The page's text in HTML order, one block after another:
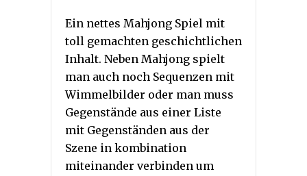
Ein nettes Mahjong Spiel mit
toll gemachten geschichtlichen
Inhalt. Neben Mahjong spielt
man auch noch Sequenzen mit
Wimmelbilder oder man muss
Gegenstände aus einer Liste
mit Gegenständen aus der
Szene in kombination
miteinander verbinden um